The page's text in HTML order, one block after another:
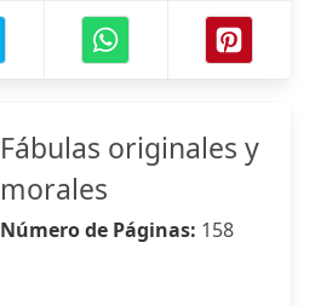
Fábulas originales y
morales
Número de Páginas: 158